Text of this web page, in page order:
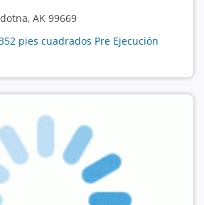
AK 99669
pies cuadrados Pre Ejecución